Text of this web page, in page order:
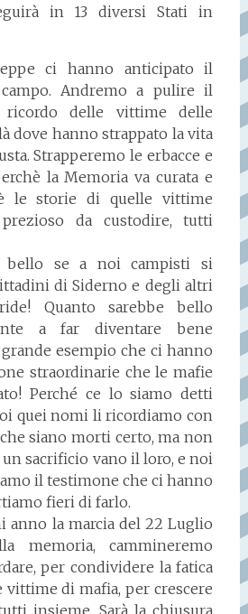
in 13 diversi Stati in
ci hanno anticipato il
Andremo a pulire il
delle vittime delle
dove hanno strappato la vita
Strapperemo le erbacce e
la Memoria va curata e
le storie di quelle vittime
da custodire, tutti
bello se a noi campisti si
di Siderno e degli altri
Quanto sarebbe bello
a far diventare bene
esempio che ci hanno
straordinarie che le mafie
Perché ce lo siamo detti
quei nomi li ricordiamo con
siano morti certo, ma non
un sacrificio vano il loro, e noi
il testimone che ci hanno
fieri di farlo.
anno la marcia del 22 Luglio
memoria, cammineremo
per condividere la fatica
di mafia, per crescere
insieme. Sarà la chiusura